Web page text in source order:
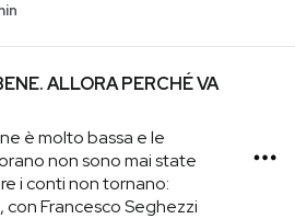
ALLORA PERCHÉ VA
è molto bassa e le
non sono mai state
i conti non tornano:
Francesco Seghezzi